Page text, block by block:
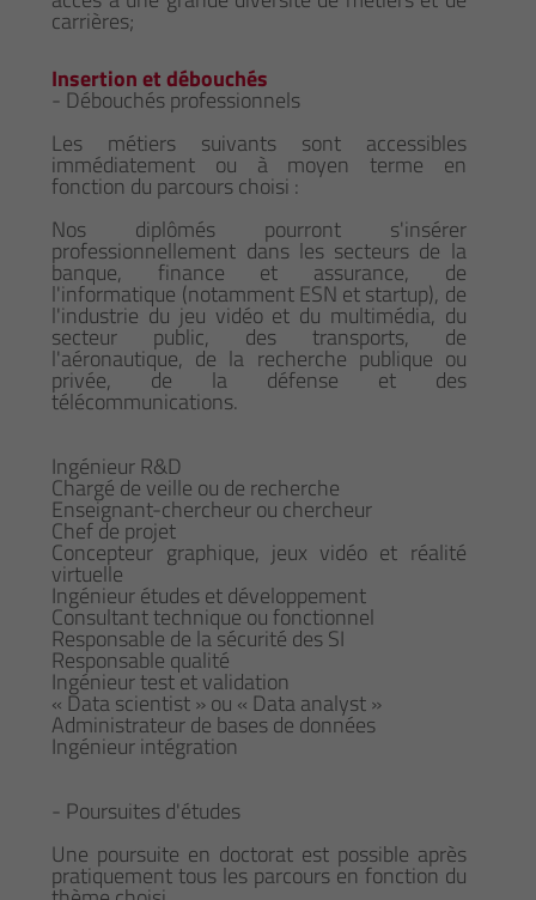
carrières;
Insertion et débouchés
- Débouchés professionnels
Les métiers suivants sont accessibles
immédiatement ou à moyen terme en
fonction du parcours choisi :
Nos diplômés pourront s'insérer
professionnellement dans les secteurs de la
banque, finance et assurance, de
l'informatique (notamment ESN et startup), de
l'industrie du jeu vidéo et du multimédia, du
secteur public, des transports, de
l'aéronautique, de la recherche publique ou
privée, de la défense et des
télécommunications.
Ingénieur R&D
Chargé de veille ou de recherche
Enseignant-chercheur ou chercheur
Chef de projet
Concepteur graphique, jeux vidéo et réalité
virtuelle
Ingénieur études et développement
Consultant technique ou fonctionnel
Responsable de la sécurité des SI
Responsable qualité
Ingénieur test et validation
« Data scientist » ou « Data analyst »
Administrateur de bases de données
Ingénieur intégration
- Poursuites d'études
Une poursuite en doctorat est possible après
pratiquement tous les parcours en fonction du